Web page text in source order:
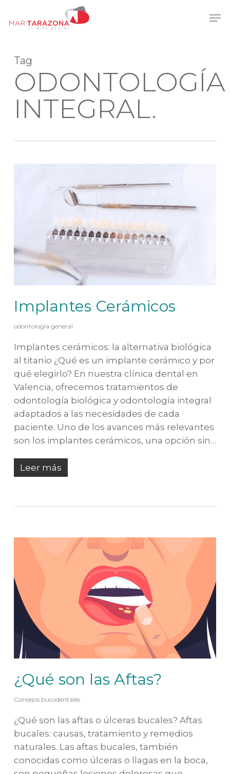
Tag
ODONTOLOGÍA
INTEGRAL.
Implantes Cerámicos
odontología general
Implantes cerámicos: la alternativa biológica
al titanio ¿Qué es un implante cerámico y por
qué elegirlo? En nuestra clínica dental en
Valencia, ofrecemos tratamientos de
odontología biológica y odontología integral
adaptados a las necesidades de cada
paciente. Uno de los avances más relevantes
son los implantes cerámicos, una opción sin…
Leer más
¿Qué son las Aftas?
Consejos bucodentales
¿Qué son las aftas o úlceras bucales? Aftas
bucales: causas, tratamiento y remedios
naturales. Las aftas bucales, también
conocidas como úlceras o llagas en la boca,